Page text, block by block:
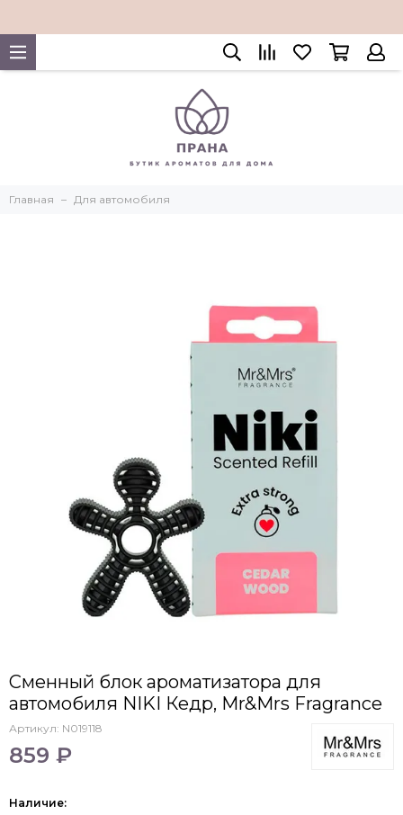
Главная Для автомобиля
Сменный блок ароматизатора для
автомобиля NIKI Кедр, Mr&Mrs Fragrance
Артикул: N019118
859 ₽
Наличие: